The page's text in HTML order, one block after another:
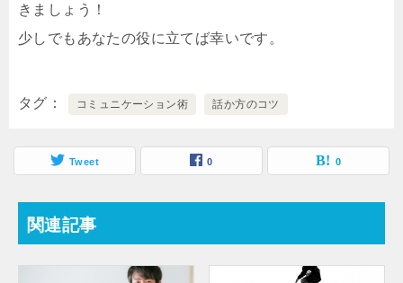
きましょう！
少しでもあなたの役に立てば幸いです。
タグ コミュニケーション術 話か方のコツ
Tweet 0 0
関連記事